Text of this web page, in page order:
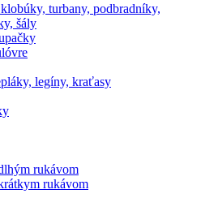
turbany, podbradníky,
šály
legíny, kraťasy
rukávom
rukávom